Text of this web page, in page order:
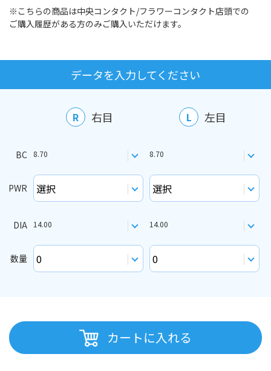
※こちらの商品は中央コンタクト/フラワーコンタクト店頭での
ご購入履歴がある方のみご購入いただけます。
データを入力してください
R 右目 L 左目
BC 8.70 8.70
PWR
DIA 14.00 14.00
数量
カートに入れる